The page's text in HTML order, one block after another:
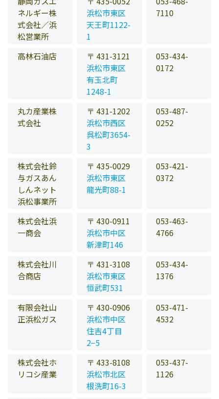
ネルギー株
式会社／浜
松営業所
浜松市東区
天王町1122-
1
7110
高林石油店
〒 431-3121
浜松市東区
有玉北町
1248-1
053-434-
0172
丸カ産業株
式会社
〒 431-1202
浜松市西区
呉松町3654-
3
053-487-
0252
株式会社鈴
与ガスあん
しんネット
浜松事業所
〒 435-0029
浜松市東区
龍光町88-1
053-421-
0372
株式会社浜
一商会
〒 430-0911
浜松市中区
新津町146
053-463-
4766
株式会社川
合商店
〒 431-3108
浜松市東区
恒武町531
053-434-
1376
有限会社山
正浜松ガス
〒 430-0906
浜松市中区
住吉4丁目
2−5
053-471-
4532
株式会社ホ
リコシ産業
〒 433-8108
浜松市北区
根洗町16-3
053-437-
1126